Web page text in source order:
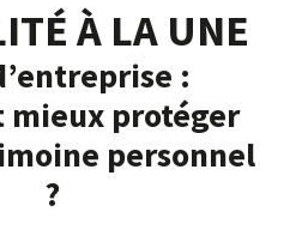
À LA UNE
:
mieux protéger
personnel
?